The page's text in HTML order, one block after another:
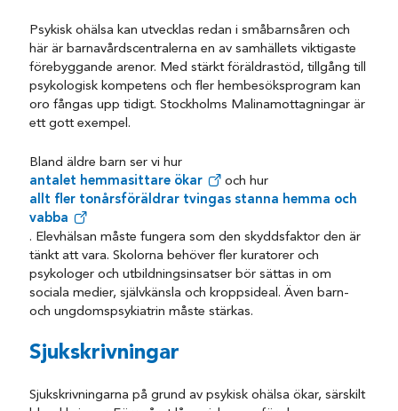
Psykisk ohälsa kan utvecklas redan i småbarnsåren och
här är barnavårdscentralerna en av samhällets viktigaste
förebyggande arenor. Med stärkt föräldrastöd, tillgång till
psykologisk kompetens och fler hembesöksprogram kan
oro fångas upp tidigt. Stockholms Malinamottagningar är
ett gott exempel.
Bland äldre barn ser vi hur
antalet hemmasittare ökar
och hur
allt fler tonårsföräldrar tvingas stanna hemma och
vabba
. Elevhälsan måste fungera som den skyddsfaktor den är
tänkt att vara. Skolorna behöver fler kuratorer och
psykologer och utbildningsinsatser bör sättas in om
sociala medier, självkänsla och kroppsideal. Även barn-
och ungdomspsykiatrin måste stärkas.
Sjukskrivningar
Sjukskrivningarna på grund av psykisk ohälsa ökar, särskilt